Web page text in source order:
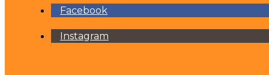
Facebook
Instagram